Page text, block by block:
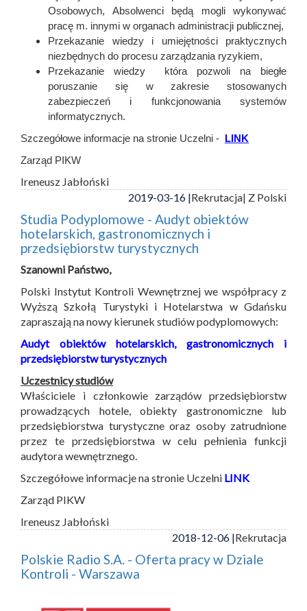
Osobowych, Absolwenci będą mogli wykonywać
pracę m. innymi w organach administracji publicznej,
Przekazanie wiedzy i umiejętności praktycznych
niezbędnych do procesu zarządzania ryzykiem,
Przekazanie wiedzy która pozwoli na biegłe
poruszanie się w zakresie stosowanych
zabezpieczeń i funkcjonowania systemów
informatycznych.
Szczegółowe informacje na stronie Uczelni - LINK
Zarząd PIKW
Ireneusz Jabłoński
2019-03-16 |Rekrutacja| Z Polski
Studia Podyplomowe - Audyt obiektów
hotelarskich, gastronomicznych i
przedsiębiorstw turystycznych
Szanowni Państwo,
Polski Instytut Kontroli Wewnętrznej we współpracy z
Wyższą Szkołą Turystyki i Hotelarstwa w Gdańsku
zapraszają na nowy kierunek studiów podyplomowych:
Audyt obiektów hotelarskich, gastronomicznych i
przedsiębiorstw turystycznych
Uczestnicy studiów
Właściciele i członkowie zarządów przedsiębiorstw
prowadzących hotele, obiekty gastronomiczne lub
przedsiębiorstwa turystyczne oraz osoby zatrudnione
przez te przedsiębiorstwa w celu pełnienia funkcji
audytora wewnętrznego.
Szczegółowe informacje na stronie Uczelni LINK
Zarząd PIKW
Ireneusz Jabłoński
2018-12-06 |Rekrutacja
Polskie Radio S.A. - Oferta pracy w Dziale
Kontroli - Warszawa